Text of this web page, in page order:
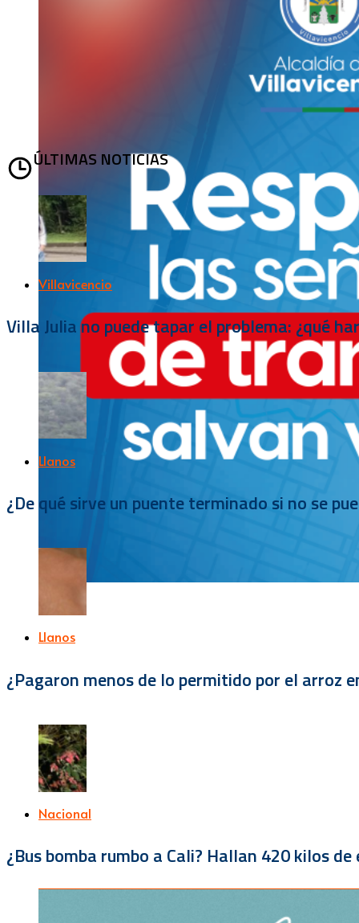
ÚLTIMAS NOTICIAS
Villavicencio
Villa Julia no puede tapar el problema: ¿qué
Llanos
¿De qué sirve un puente terminado si no se
Llanos
¿Pagaron menos de lo permitido por el arroz
Nacional
¿Bus bomba rumbo a Cali? Hallan 420 kilos